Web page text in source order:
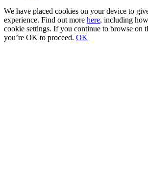
We have placed cookies on your device to
experience. Find out more here, including
cookie settings. If you continue to browse on
you’re OK to proceed. OK